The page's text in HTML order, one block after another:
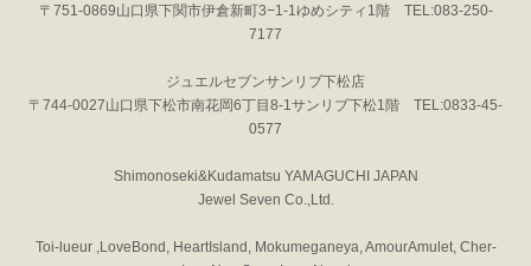
〒751-0869山口県下関市伊倉新町3−1-1ゆめシティ1階 TEL:083-250-
7177
ジュエルセブンサンリブ下松店
〒744-0027山口県下松市南花岡6丁目8-1サンリブ下松1階 TEL:0833-45-
0577
Shimonoseki&Kudamatsu YAMAGUCHI JAPAN
Jewel Seven Co.,Ltd.
Toi-lueur ,LoveBond, HeartIsland, Mokumeganeya, AmourAmulet, Cher-